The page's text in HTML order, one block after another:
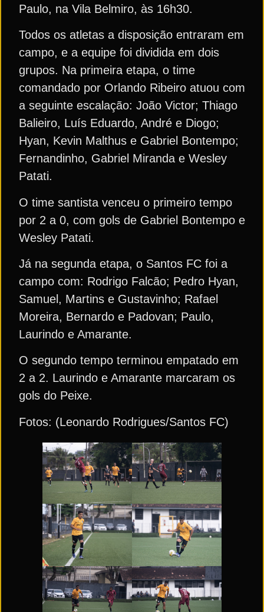
Paulo, na Vila Belmiro, às 16h30.
Todos os atletas a disposição entraram em
campo, e a equipe foi dividida em dois
grupos. Na primeira etapa, o time
comandado por Orlando Ribeiro atuou com
a seguinte escalação: João Victor; Thiago
Balieiro, Luís Eduardo, André e Diogo;
Hyan, Kevin Malthus e Gabriel Bontempo;
Fernandinho, Gabriel Miranda e Wesley
Patati.
O time santista venceu o primeiro tempo
por 2 a 0, com gols de Gabriel Bontempo e
Wesley Patati.
Já na segunda etapa, o Santos FC foi a
campo com: Rodrigo Falcão; Pedro Hyan,
Samuel, Martins e Gustavinho; Rafael
Moreira, Bernardo e Padovan; Paulo,
Laurindo e Amarante.
O segundo tempo terminou empatado em
2 a 2. Laurindo e Amarante marcaram os
gols do Peixe.
Fotos: (Leonardo Rodrigues/Santos FC)